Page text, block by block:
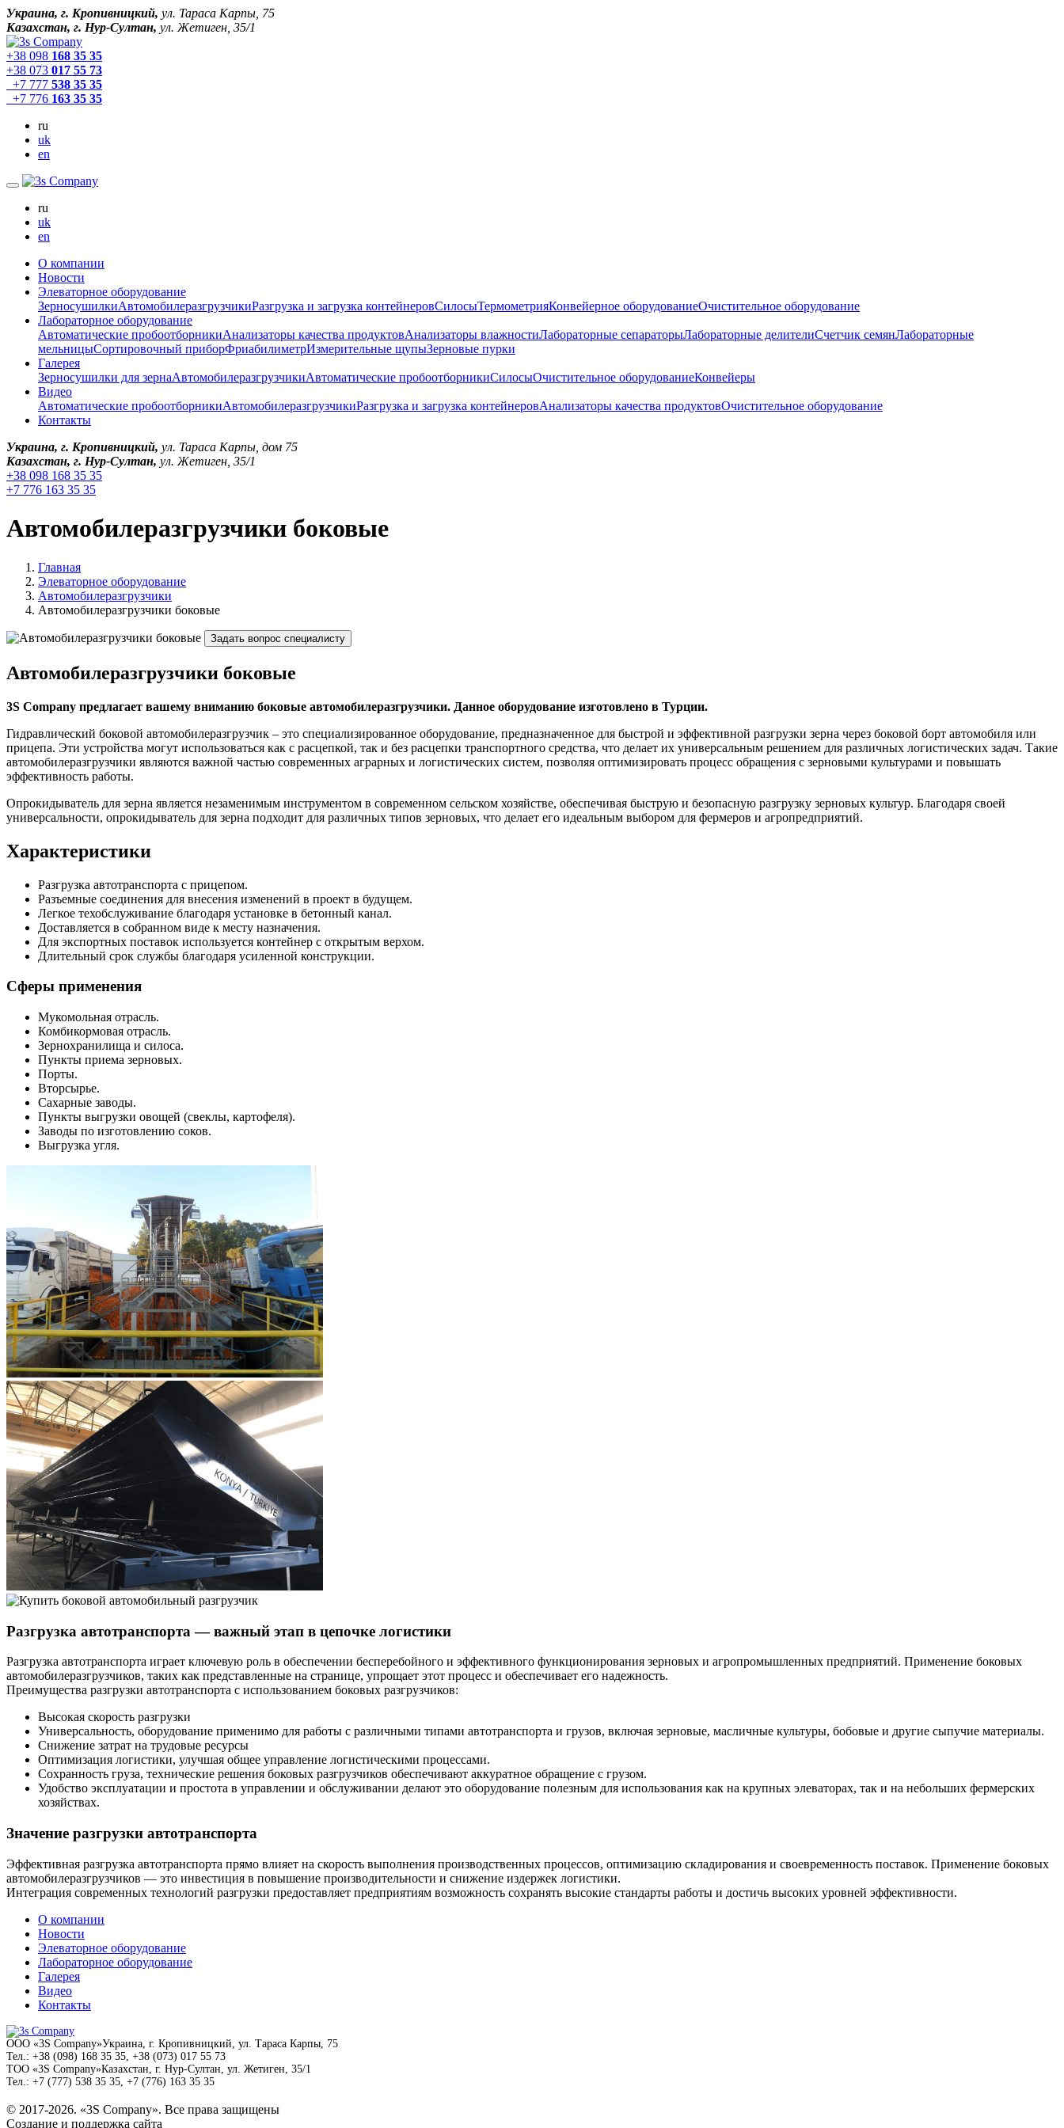
Украина, г. Кропивницкий, ул. Тараса Карпы, 75
Казахстан, г. Нур-Султан, ул. Жетиген, 35/1
+38 098 168 35 35
+38 073 017 55 73
+7 777 538 35 35
+7 776 163 35 35
ru
uk
en
ru
uk
en
О компании
Новости
Элеваторное оборудование
ЗерносушилкиАвтомобилеразгрузчикиРазгрузка и загрузка контейнеровСилосыТермометрияКонвейерное оборудованиеОчистительное оборудование
Лабораторное оборудование
Автоматические пробоотборникиАнализаторы качества продуктовАнализаторы влажностиЛабораторные сепараторыЛабораторные делителиСчетчик семянЛабораторные
мельницыСортировочный приборФриабилиметрИзмерительные щупыЗерновые пурки
Галерея
Зерносушилки для зернаАвтомобилеразгрузчикиАвтоматические пробоотборникиСилосыОчистительное оборудованиеКонвейеры
Видео
Автоматические пробоотборникиАвтомобилеразгрузчикиРазгрузка и загрузка контейнеровАнализаторы качества продуктовОчистительное оборудование
Контакты
Украина, г. Кропивницкий, ул. Тараса Карпы, дом 75
Казахстан, г. Нур-Султан, ул. Жетиген, 35/1
+38 098 168 35 35
+7 776 163 35 35
Автомобилеразгрузчики боковые
Главная
Элеваторное оборудование
Автомобилеразгрузчики
Автомобилеразгрузчики боковые
Задать вопрос специалисту
Автомобилеразгрузчики боковые
3S Company предлагает вашему вниманию боковые автомобилеразгрузчики. Данное оборудование изготовлено в Турции.
Гидравлический боковой автомобилеразгрузчик – это специализированное оборудование, предназначенное для быстрой и эффективной разгрузки зерна через боковой борт автомобиля или
прицепа. Эти устройства могут использоваться как с расцепкой, так и без расцепки транспортного средства, что делает их универсальным решением для различных логистических задач. Такие
автомобилеразгрузчики являются важной частью современных аграрных и логистических систем, позволяя оптимизировать процесс обращения с зерновыми культурами и повышать
эффективность работы.
Опрокидыватель для зерна является незаменимым инструментом в современном сельском хозяйстве, обеспечивая быструю и безопасную разгрузку зерновых культур. Благодаря своей
универсальности, опрокидыватель для зерна подходит для различных типов зерновых, что делает его идеальным выбором для фермеров и агропредприятий.
Характеристики
Разгрузка автотранспорта с прицепом.
Разъемные соединения для внесения изменений в проект в будущем.
Легкое техобслуживание благодаря установке в бетонный канал.
Доставляется в собранном виде к месту назначения.
Для экспортных поставок используется контейнер с открытым верхом.
Длительный срок службы благодаря усиленной конструкции.
Сферы применения
Мукомольная отрасль.
Комбикормовая отрасль.
Зернохранилища и силоса.
Пункты приема зерновых.
Порты.
Вторсырье.
Сахарные заводы.
Пункты выгрузки овощей (свеклы, картофеля).
Заводы по изготовлению соков.
Выгрузка угля.
Разгрузка автотранспорта — важный этап в цепочке логистики
Разгрузка автотранспорта играет ключевую роль в обеспечении бесперебойного и эффективного функционирования зерновых и агропромышленных предприятий. Применение боковых
автомобилеразгрузчиков, таких как представленные на странице, упрощает этот процесс и обеспечивает его надежность.
Преимущества разгрузки автотранспорта с использованием боковых разгрузчиков:
Высокая скорость разгрузки
Универсальность, оборудование применимо для работы с различными типами автотранспорта и грузов, включая зерновые, масличные культуры, бобовые и другие сыпучие материалы.
Снижение затрат на трудовые ресурсы
Оптимизация логистики, улучшая общее управление логистическими процессами.
Сохранность груза, технические решения боковых разгрузчиков обеспечивают аккуратное обращение с грузом.
Удобство эксплуатации и простота в управлении и обслуживании делают это оборудование полезным для использования как на крупных элеваторах, так и на небольших фермерских
хозяйствах.
Значение разгрузки автотранспорта
Эффективная разгрузка автотранспорта прямо влияет на скорость выполнения производственных процессов, оптимизацию складирования и своевременность поставок. Применение боковых
автомобилеразгрузчиков — это инвестиция в повышение производительности и снижение издержек логистики.
Интеграция современных технологий разгрузки предоставляет предприятиям возможность сохранять высокие стандарты работы и достичь высоких уровней эффективности.
О компании
Новости
Элеваторное оборудование
Лабораторное оборудование
Галерея
Видео
Контакты
ООО «3S Company»Украина, г. Кропивницкий, ул. Тараса Карпы, 75
Тел.: +38 (098) 168 35 35, +38 (073) 017 55 73
ТОО «3S Company»Казахстан, г. Нур-Султан, ул. Жетиген, 35/1
Тел.: +7 (777) 538 35 35, +7 (776) 163 35 35
© 2017-2026. «3S Company». Все права защищены
Создание и поддержка сайта